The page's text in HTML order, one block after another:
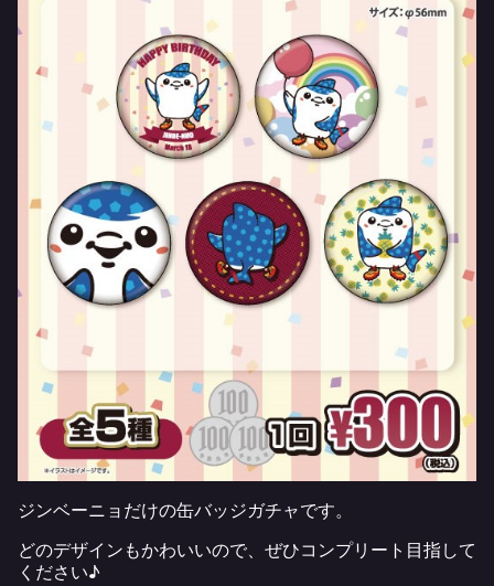
ジンベーニョだけの缶バッジガチャです。
どのデザインもかわいいので、ぜひコンプリート目指して
ください♪